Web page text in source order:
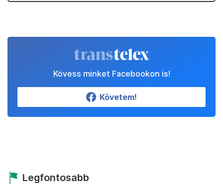
Kövess minket Facebookon is!
Követem!
Legfontosabb